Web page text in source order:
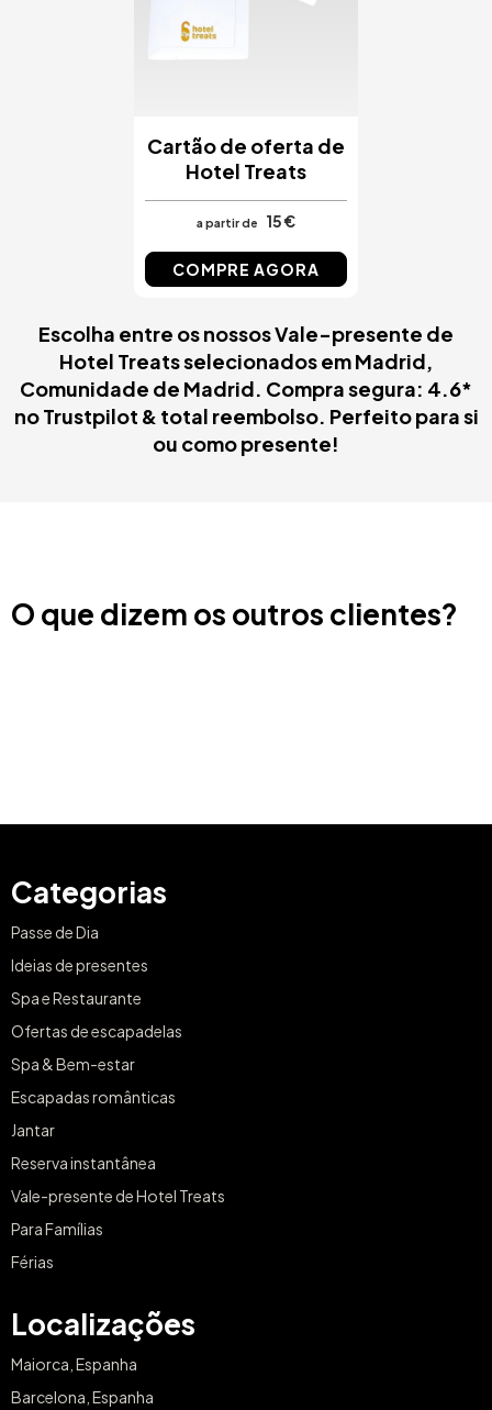
Cartão de oferta de
Hotel Treats
a partir de 15 €
COMPRE AGORA
Escolha entre os nossos Vale-presente de
Hotel Treats selecionados em Madrid,
Comunidade de Madrid. Compra segura: 4.6*
no Trustpilot & total reembolso. Perfeito para si
ou como presente!
O que dizem os outros clientes?
Categorias
Passe de Dia
Ideias de presentes
Spa e Restaurante
Ofertas de escapadelas
Spa & Bem-estar
Escapadas românticas
Jantar
Reserva instantânea
Vale-presente de Hotel Treats
Para Famílias
Férias
Localizações
Maiorca, Espanha
Barcelona, Espanha